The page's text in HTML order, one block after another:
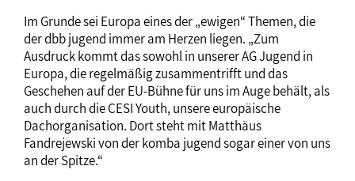
Im Grunde sei Europa eines der „ewigen“ Themen, die
der dbb jugend immer am Herzen liegen. „Zum
Ausdruck kommt das sowohl in unserer AG Jugend in
Europa, die regelmäßig zusammentrifft und das
Geschehen auf der EU-Bühne für uns im Auge behält, als
auch durch die CESI Youth, unsere europäische
Dachorganisation. Dort steht mit Matthäus
Fandrejewski von der komba jugend sogar einer von uns
an der Spitze.“